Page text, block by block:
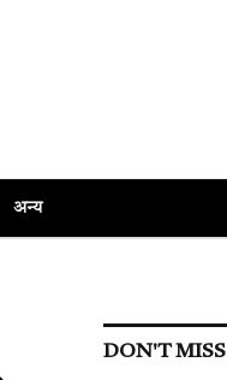
अन्य
DON'T MISS